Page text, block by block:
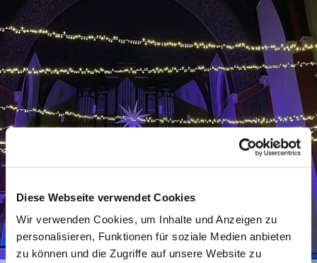
Diese Webseite verwendet Cookies
Wir verwenden Cookies, um Inhalte und Anzeigen zu
personalisieren, Funktionen für soziale Medien anbieten
zu können und die Zugriffe auf unsere Website zu